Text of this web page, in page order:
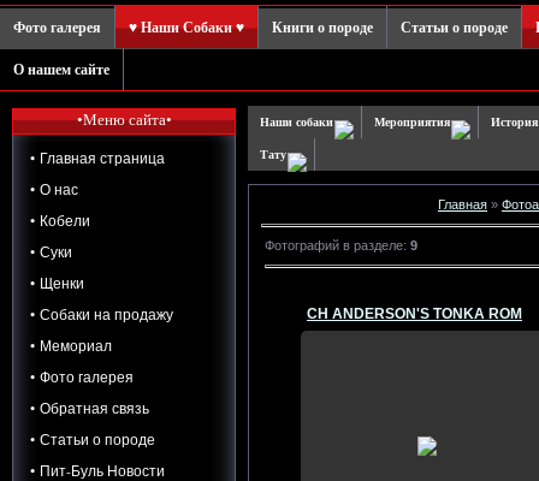
Фото галерея ♥ Наши Собаки ♥ Книги о породе Статьи о породе
О нашем сайте
•Меню сайта•
• Главная страница
• О нас
• Кобели
• Суки
• Щенки
• Собаки на продажу
• Мемориал
• Фото галерея
• Обратная связь
• Статьи о породе
• Пит-Буль Новости
Наши собаки Мероприятия
Тату
Главная »
Фотографий в разделе: 9
CH ANDERSON'S TONKA ROM
Рождён: 00.00.0000 г.